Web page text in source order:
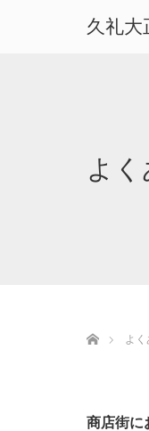
久礼大
よ
よく
商店街に